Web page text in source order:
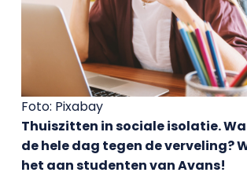
Foto: Pixabay
Thuiszitten in sociale isolatie.
de hele dag tegen de verveling?
het aan studenten van Avans!